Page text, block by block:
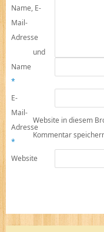
Name
*
E-
Mail-
Adresse
*
Website
Name, E-
Mail-
Adresse
und
Website in diesem
Kommentar